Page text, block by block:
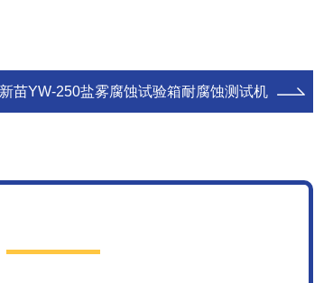
新苗YW-250盐雾腐蚀试验箱耐腐蚀测试机